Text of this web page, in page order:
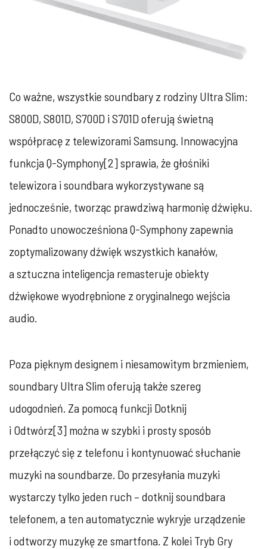
Co ważne, wszystkie soundbary z rodziny Ultra Slim:
S800D, S801D, S700D i S701D oferują świetną
współpracę z telewizorami Samsung. Innowacyjna
funkcja Q-Symphony[2] sprawia, że głośniki
telewizora i soundbara wykorzystywane są
jednocześnie, tworząc prawdziwą harmonię dźwięku.
Ponadto unowocześniona Q-Symphony zapewnia
zoptymalizowany dźwięk wszystkich kanałów,
a sztuczna inteligencja remasteruje obiekty
dźwiękowe wyodrębnione z oryginalnego wejścia
audio.
Poza pięknym designem i niesamowitym brzmieniem,
soundbary Ultra Slim oferują także szereg
udogodnień. Za pomocą funkcji Dotknij
i Odtwórz[3] można w szybki i prosty sposób
przełączyć się z telefonu i kontynuować słuchanie
muzyki na soundbarze. Do przesyłania muzyki
wystarczy tylko jeden ruch – dotknij soundbara
telefonem, a ten automatycznie wykryje urządzenie
i odtworzy muzykę ze smartfona. Z kolei Tryb Gry